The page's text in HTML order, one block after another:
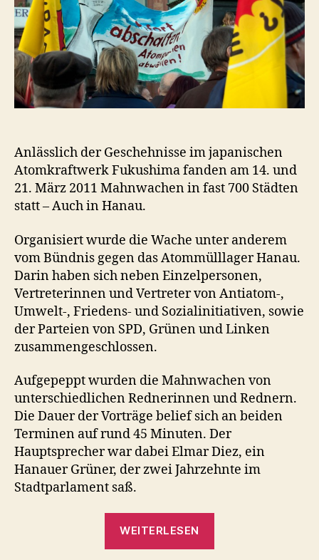
Anlässlich der Geschehnisse im japanischen
Atomkraftwerk Fukushima fanden am 14. und
21. März 2011 Mahnwachen in fast 700 Städten
statt – Auch in Hanau.
Organisiert wurde die Wache unter anderem
vom Bündnis gegen das Atommülllager Hanau.
Darin haben sich neben Einzelpersonen,
Vertreterinnen und Vertreter von Antiatom-,
Umwelt-, Friedens- und Sozialinitiativen, sowie
der Parteien von SPD, Grünen und Linken
zusammengeschlossen.
Aufgepeppt wurden die Mahnwachen von
unterschiedlichen Rednerinnen und Rednern.
Die Dauer der Vorträge belief sich an beiden
Terminen auf rund 45 Minuten. Der
Hauptsprecher war dabei Elmar Diez, ein
Hanauer Grüner, der zwei Jahrzehnte im
Stadtparlament saß.
WEITERLESEN